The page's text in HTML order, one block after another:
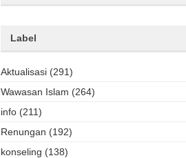
Label
Aktualisasi (291)
Wawasan Islam (264)
info (211)
Renungan (192)
konseling (138)